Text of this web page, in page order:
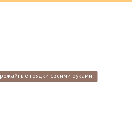
грядки своими руками